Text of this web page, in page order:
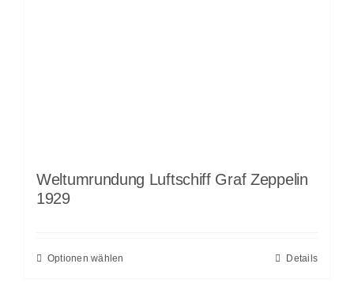
Weltumrundung Luftschiff Graf Zeppelin
1929
Optionen wählen Details